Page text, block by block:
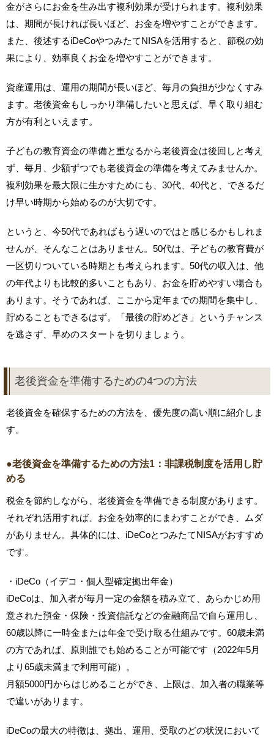
金がさらにお金を生み出す複利効果が受けられます。複利効果
は、期間が長ければ長いほど、お金を増やすことができます。
また、後述するiDeCoやつみたてNISAを活用すると、節税の効
果により、効率良くお金を増やすことができます。
資産運用は、運用の期間が長いほど、毎月の負担が少なくすみ
ます。老後資金もしっかり準備したいと思えば、早く取り組む
方が有利といえます。
子どもの教育資金の準備と重なるから老後資金は後回しと考え
ず、毎月、少額ずつでも老後資金の準備を考えてみませんか。
複利効果を最大限に生かすためにも、30代、40代と、できるだ
け早い時期から始めるのが大切です。
というと、今50代であればもう遅いのではと感じるかもしれま
せんが、そんなことはありません。50代は、子どもの教育費が
一区切りついている時期とも考えられます。50代の収入は、他
の年代よりも比較的多いこともあり、お金を貯めやすい場合も
あります。そうであれば、ここから定年までの期間を集中し、
貯めることもできるはず。「最後の貯めどき」というチャンス
を逃さず、早めのスタートを切りましょう。
老後資金を準備するための4つの方法
老後資金を確保するための方法を、優先度の高い順に紹介しま
す。
●老後資金を準備するための方法1：非課税制度を活用し貯
める
税金を節約しながら、老後資金を準備できる制度があります。
それぞれ活用すれば、お金を効率的にまわすことができ、ムダ
がありません。具体的には、iDeCoとつみたてNISAがおすすめ
です。
・iDeCo（イデコ・個人型確定拠出年金）
iDeCoは、加入者が毎月一定の金額を積み立て、あらかじめ用
意された預金・保険・投資信託などの金融商品で自ら運用し、
60歳以降に一時金または年金で受け取る仕組みです。60歳未満
の方であれば、原則誰でも始めることが可能です（2022年5月
より65歳未満まで利用可能）。
月額5000円からはじめることができ、上限は、加入者の職業等
で違いがあります。
iDeCoの最大の特徴は、拠出、運用、受取のどの状況において